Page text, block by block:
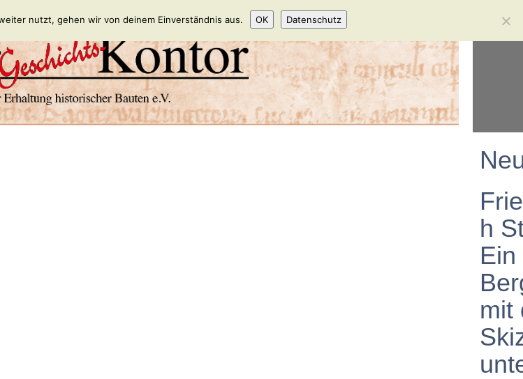
h
Ein
mit
nutzt, gehen wir von deinem Einverständnis aus. OK Datenschutz